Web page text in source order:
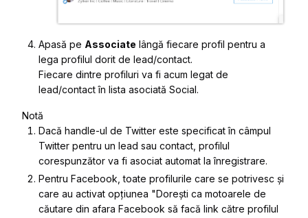
Apasă pe Associate lângă fiecare profil pentru a
lega profilul dorit de lead/contact.
Fiecare dintre profiluri va fi acum legat de
lead/contact în lista asociată Social.
Notă
Dacă handle-ul de Twitter este specificat în câmpul
Twitter pentru un lead sau contact, profilul
corespunzător va fi asociat automat la înregistrare.
Pentru Facebook, toate profilurile care se potrivesc și
care au activat opțiunea "Dorești ca motoarele de
căutare din afara Facebook să facă link către profilul